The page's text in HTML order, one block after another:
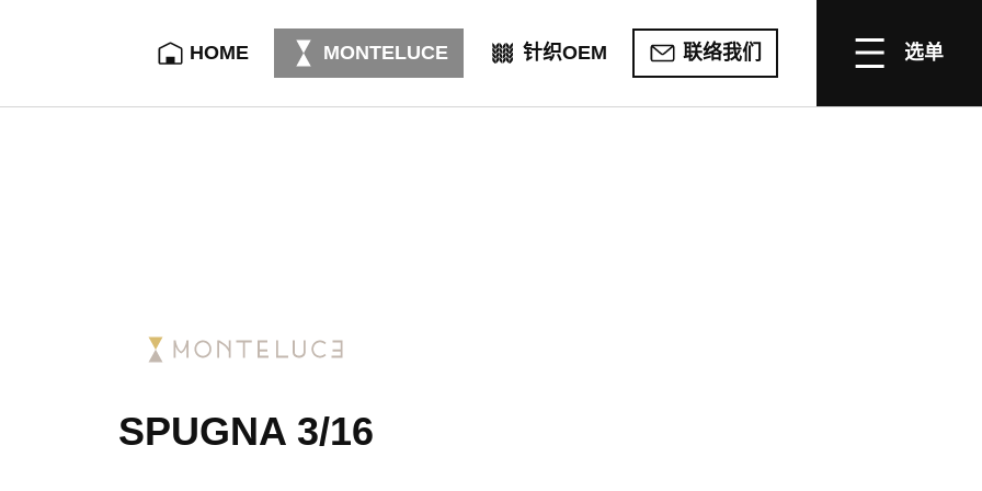
HOME MONTELUCE 针织OEM 联络我们 选单
SPUGNA 3/16